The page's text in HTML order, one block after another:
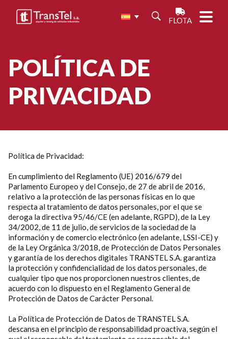
FLOTA
POLÍTICA DE
PRIVACIDAD
Política de Privacidad:
En cumplimiento del Reglamento (UE) 2016/679 del
Parlamento Europeo y del Consejo, de 27 de abril de 2016,
relativo a la protección de las personas físicas en lo que
respecta al tratamiento de datos personales, por el que se
deroga la directiva 95/46/CE (en adelante, RGPD), de la Ley
34/2002, de 11 de julio, de servicios de la sociedad de la
información y de comercio electrónico (en adelante, LSSI-CE) y
de la Ley Orgánica 3/2018, de Protección de Datos Personales
y garantía de los derechos digitales TRANSTEL S.A. garantiza
la protección y confidencialidad de los datos personales, de
cualquier tipo que nos proporcionen nuestros clientes, de
acuerdo con lo dispuesto en el Reglamento General de
Protección de Datos de Carácter Personal.
La Política de Protección de Datos de TRANSTEL S.A.
descansa en el principio de responsabilidad proactiva, según el